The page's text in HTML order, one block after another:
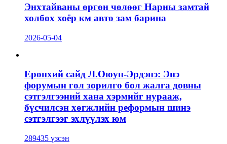
Энхтайваны өргөн чөлөөг Нарны замтай
холбох хоёр км авто зам барина
2026-05-04
Ерөнхий сайд Л.Оюун-Эрдэнэ: Энэ
форумын гол зорилго бол жалга довны
сэтгэлгээний хана хэрмийг нурааж,
бүсчилсэн хөгжлийн реформын шинэ
сэтгэлгээг эхлүүлэх юм
289435 үзсэн